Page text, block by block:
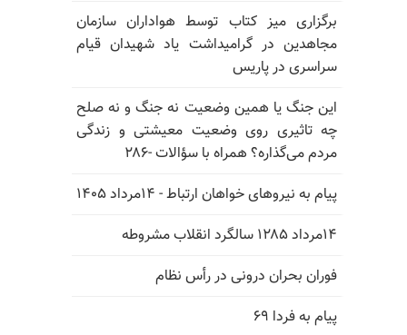
برگزاری میز کتاب توسط هواداران سازمان
مجاهدین در گرامیداشت یاد شهیدان قیام
سراسری در پاریس
این جنگ یا همین وضعیت نه جنگ و نه صلح
چه تاثیری روی وضعیت معیشتی و زندگی
مردم می‌گذاره؟ همراه با سؤالات -۲۸۶
پیام به نیروهای خواهان ارتباط - ۱۴مرداد ۱۴۰۵
۱۴مرداد ۱۲۸۵ سالگرد انقلاب مشروطه
فوران بحران درونی در رأس نظام
پیام به فردا ۶۹